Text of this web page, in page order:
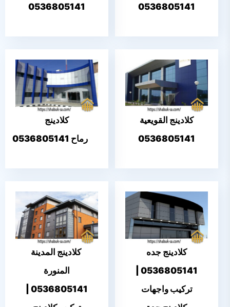
0536805141
0536805141
كلادينج القويعية
0536805141
كلادينج
رماح 0536805141
كلادينج جده
0536805141 |
تركيب واجهات
كلادينج المدينة
المنورة
0536805141 |